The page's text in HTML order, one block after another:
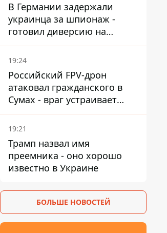
В Германии задержали
украинца за шпионаж -
готовил диверсию на
военном предприятии
19:24
Российский FPV-дрон
атаковал гражданского в
Сумах - враг устраивает
охоту на людей в городах
19:21
Трамп назвал имя
преемника - оно хорошо
известно в Украине
БОЛЬШЕ НОВОСТЕЙ